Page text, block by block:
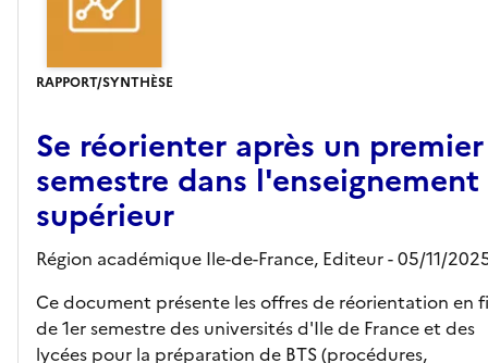
RAPPORT/SYNTHÈSE
Se réorienter après un premier
semestre dans l'enseignement
supérieur
Région académique Ile-de-France, Editeur- 05/11/
Ce document présente les offres de réorientation en
de 1er semestre des universités d'Ile de France et des
lycées pour la préparation de BTS (procédures,